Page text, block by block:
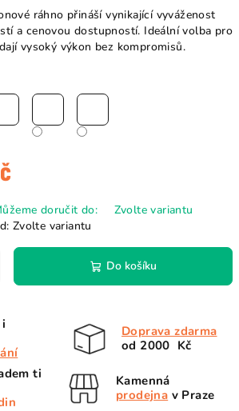
ráhno přináší vynikající vyváženost
a cenovou dostupností. Ideální volba pro
vysoký výkon bez kompromisů.
doručit do:
Zvolte variantu
Zvolte variantu
Do košíku
Doprava zdarma
od 2000 Kč
ti
Kamenná
prodejna v Praze